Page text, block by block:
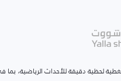
لحظية دقيقة للأحداث الرياضية، بما